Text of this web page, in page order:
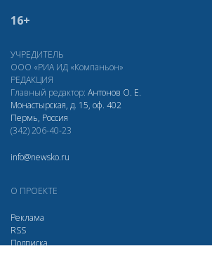
16+
УЧРЕДИТЕЛЬ
ООО «РИА ИД «Компаньон»
РЕДАКЦИЯ
Главный редактор: Антонов О. Е.
Монастырская, д. 15, оф. 402
Пермь, Россия
(342) 206-40-23
info@newsko.ru
О ПРОЕКТЕ
Реклама
RSS
Подписка